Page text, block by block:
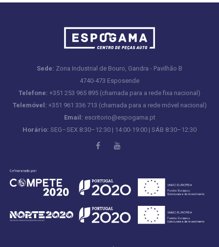
Sede: Zona Industrial de Bouro, Gandra - Pavilhão B
4740-473 Esposende
Telefone: +351 253 965 895 (chamada para a rede fixa nacional)
Telemóvel: +351 961 336 713 (chamada para a rede móvel nacional)
Email: escritorio@espogama.pt
Horário: SEG–SEX 8:30–12:30 | 14:00-19:00 | SÁB 8:30–12:30